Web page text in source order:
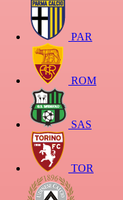
PAR
ROM
SAS
TOR